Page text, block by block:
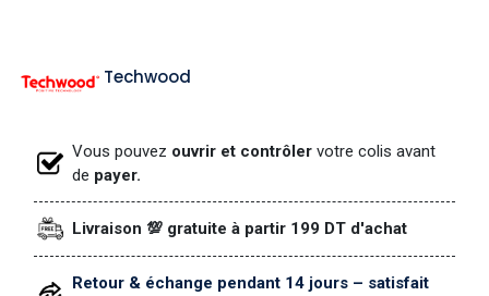
Techwood
Vous pouvez ouvrir et contrôler votre colis avant
de payer.
Livraison 💯 gratuite à partir 199 DT d'achat
Retour & échange pendant 14 jours – satisfait